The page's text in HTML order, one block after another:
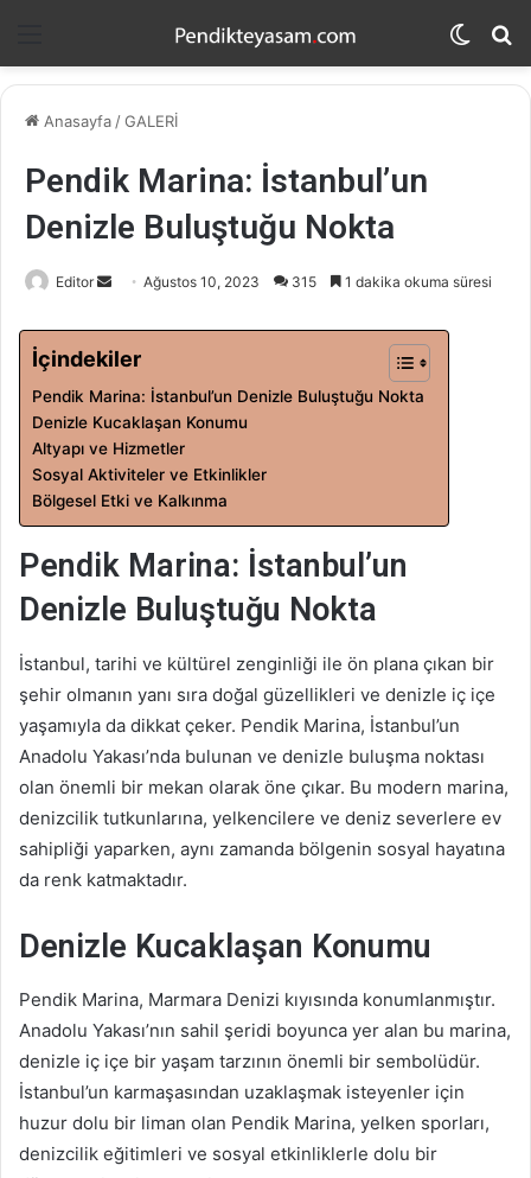
Dış
Anasayfa/GALERİ
Pendik Marina: İstanbul’un
Denizle Buluştuğu Nokta
Editor
e
-
p
o
s
t
g
n
d
m
e
k
Ağustos 10, 2023 315 1 dakika okuma süresi
İçindekiler
Pendik Marina: İstanbul’un Denizle Buluştuğu Nokta
Denizle Kucaklaşan Konumu
Altyapı ve Hizmetler
Sosyal Aktiviteler ve Etkinlikler
Bölgesel Etki ve Kalkınma
Pendik Marina: İstanbul’un
Denizle Buluştuğu Nokta
İstanbul, tarihi ve kültürel zenginliği ile ön plana çıkan bir
şehir olmanın yanı sıra doğal güzellikleri ve denizle iç içe
yaşamıyla da dikkat çeker. Pendik Marina, İstanbul’un
Anadolu Yakası’nda bulunan ve denizle buluşma noktası
olan önemli bir mekan olarak öne çıkar. Bu modern marina,
denizcilik tutkunlarına, yelkencilere ve deniz severlere ev
sahipliği yaparken, aynı zamanda bölgenin sosyal hayatına
da renk katmaktadır.
Denizle Kucaklaşan Konumu
Pendik Marina, Marmara Denizi kıyısında konumlanmıştır.
Anadolu Yakası’nın sahil şeridi boyunca yer alan bu marina,
denizle iç içe bir yaşam tarzının önemli bir sembolüdür.
İstanbul’un karmaşasından uzaklaşmak isteyenler için
huzur dolu bir liman olan Pendik Marina, yelken sporları,
denizcilik eğitimleri ve sosyal etkinliklerle dolu bir